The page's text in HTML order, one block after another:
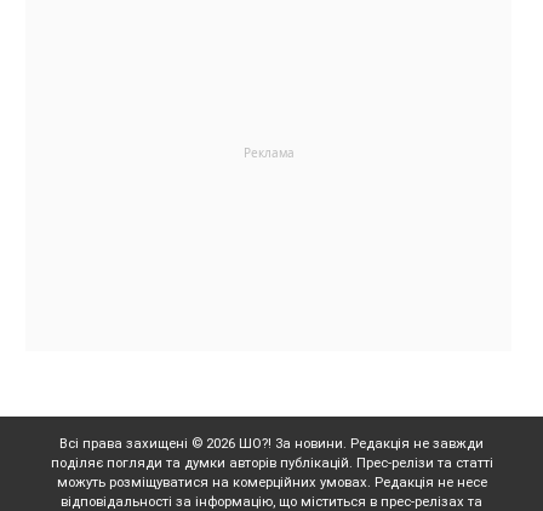
Всі права захищені © 2026 ШО?! За новини. Редакція не завжди
поділяє погляди та думки авторів публікацій. Прес-релізи та статті
можуть розміщуватися на комерційних умовах. Редакція не несе
відповідальності за інформацію, що міститься в прес-релізах та